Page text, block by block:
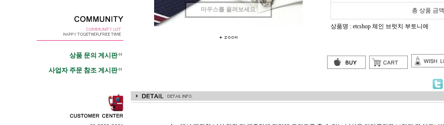
상품 문의 게시판
사업자 주문 참조 게시판
마우스를 올려보세요 총 상품 금액
상품명 : etcshop 체인 브럿치 부토니에